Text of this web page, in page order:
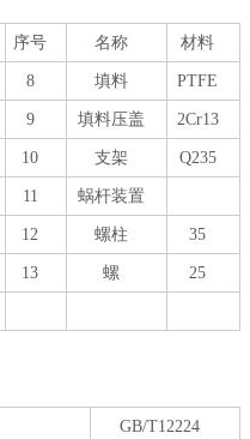
序号 名称 材料
8 填料 PTFE
9 填料压盖 2Cr13
10 支架 Q235
11 蜗杆装置
12 螺柱 35
13 螺 25
GB/T12224